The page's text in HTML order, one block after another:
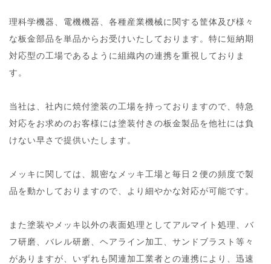
理科学機器、電機機器、各種産業機械に関する筐体及び様々
な板金部品を単品からお受けいたしております。特に短納期
対応型の工場であるように組織内の連携を重視しておりま
す。
当社は、社内に焼付塗装の工場を持っておりますので、特急
対応をお求めのお客様には塗装付きの板金製品を他社には負
けない早さで提供いたします。
メッキに関しては、親密なメッキ工場と毎日２便の頻度で製
品を動かしておりますので、より細やかな対応が可能です。
また塗装やメッキ以外の表面処理としてアルマイト処理、バ
フ研磨、バレル研磨、ヘアライン加工、サンドブラスト等々
がありますが、いずれも関連加工業者との連携により、迅速